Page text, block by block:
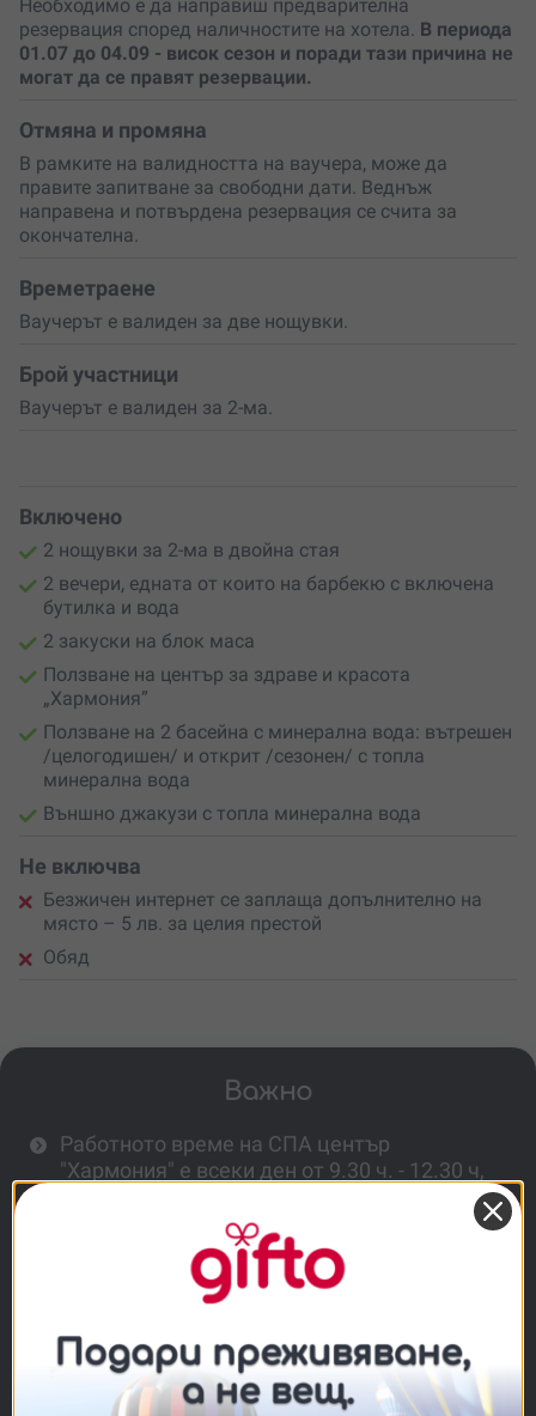
Това преживяване еидеалният подаръкза двойки,
които искат да избягат от рутината, да се насладят на
природата и да изживеят истинска романтика под
открито небе.
Подари си романтика сред природата!
Резервирай своя ваучер за незабравими моменти с
любимия човек!
Потопи се в магията на Балкана
завинаги!
Необходимо е да направиш предварителна
резервация според наличностите на хотела. В периода
01.07 до 04.09 - висок сезон и поради тази причина не
могат да се правят резервации.
Отмяна и промяна
В рамките на валидността на ваучера, може да
правите запитване за свободни дати. Веднъж
направена и потвърдена резервация се счита за
окончателна.
Времетраене
Ваучерът е валиден за две нощувки.
Брой участници
Ваучерът е валиден за 2-ма.
Включено
2 нощувки за 2-ма в двойна стая
2 вечери, едната от които на барбекю с включена
бутилка и вода
2 закуски на блок маса
Ползване на център за здраве и красота
„Хармония”
Ползване на 2 басейна с минерална вода: вътрешен
/целогодишен/ и открит /сезонен/ с топла
минерална вода
Външно джакузи с топла минерална вода
Не включва
Безжичен интернет се заплаща допълнително на
място – 5 лв. за целия престой
Обяд
Важно
Работното време на СПА център
"Хармония" е всеки ден от 9.30 ч. - 12.30 ч,
Провежда се в периода се през летните
Ваучерът не важи за периода
01.07 - 04.09.2026 г. и по време на
Включени са 2 закуски и 2 вечери.
Закуските са на блок маса, а една от
вечерите ще приготвите сами на външно
Съгласие Подробности Относно